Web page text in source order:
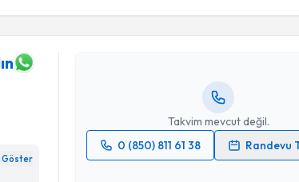
Göster
Takvim mevcut değil.
0 (850) 811 61 38
Randevu